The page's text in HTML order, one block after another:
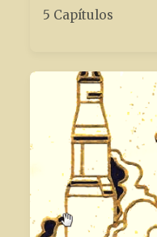
5 Capítulos